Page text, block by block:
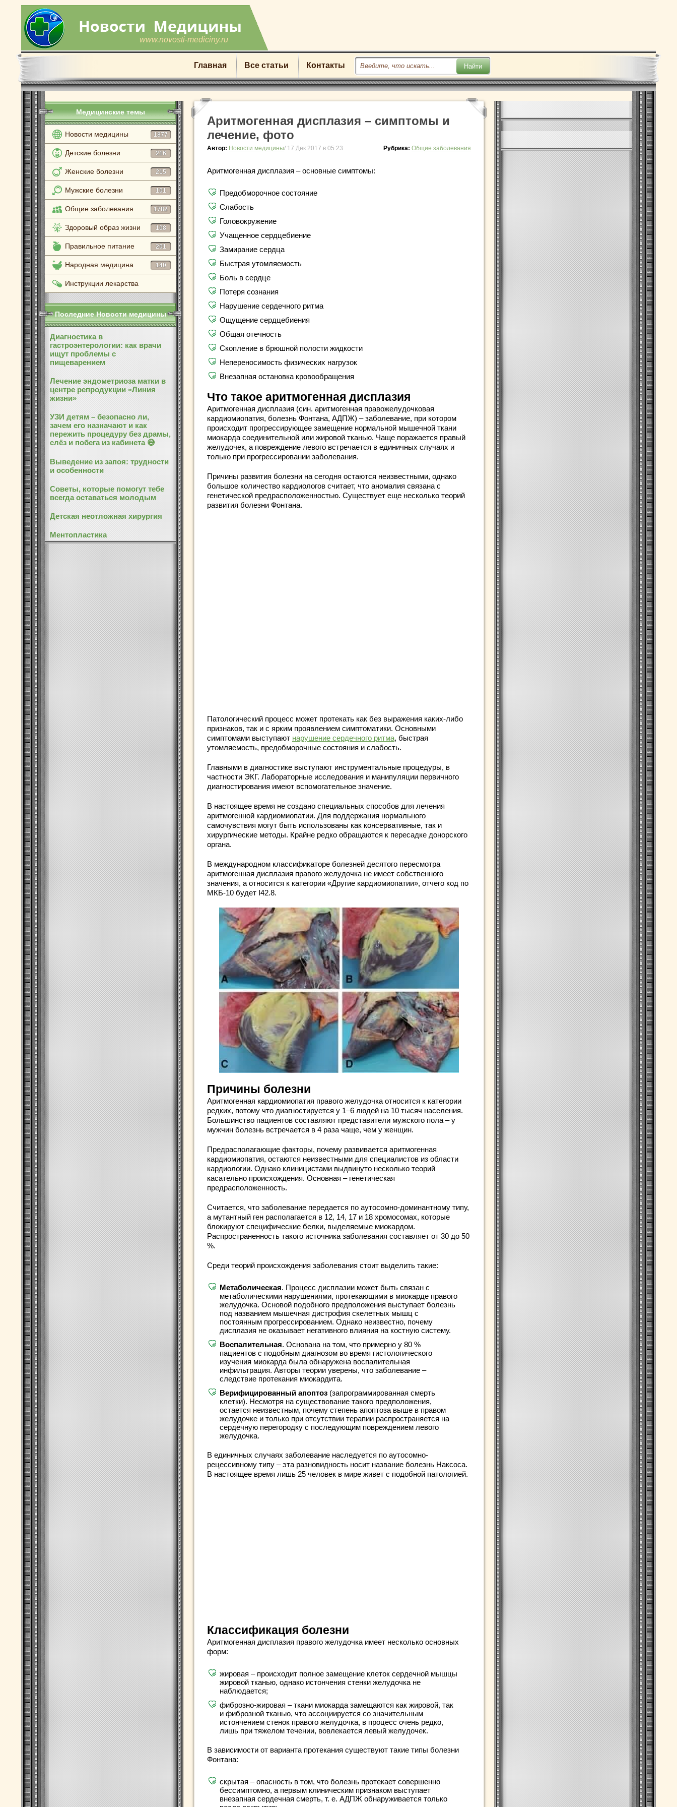
www.novosti-mediciny.ru
Главная Все статьи Контакты
Медицинские темы
Новости медицины 1877
Детские болезни 216
Женские болезни 215
Мужские болезни 101
Общие заболевания 1782
Здоровый образ жизни 108
Правильное питание 201
Народная медицина 140
Инструкции лекарства
Последние Новости медицины
Диагностика в
гастроэнтерологии: как врачи
ищут проблемы с
пищеварением
Лечение эндометриоза матки в
центре репродукции «Линия
жизни»
УЗИ детям – безопасно ли,
зачем его назначают и как
пережить процедуру без драмы,
слёз и побега из кабинета 😅
Выведение из запоя: трудности
и особенности
Советы, которые помогут тебе
всегда оставаться молодым
Детская неотложная хирургия
Ментопластика
Аритмогенная дисплазия – симптомы и
лечение, фото
Автор: Новости медицины/ 17 Дек 2017 в 05:23 Рубрика: Общие заболевания
Аритмогенная дисплазия – основные симптомы:
Предобморочное состояние
Слабость
Головокружение
Учащенное сердцебиение
Замирание сердца
Быстрая утомляемость
Боль в сердце
Потеря сознания
Нарушение сердечного ритма
Ощущение сердцебиения
Общая отечность
Скопление в брюшной полости жидкости
Непереносимость физических нагрузок
Внезапная остановка кровообращения
Что такое аритмогенная дисплазия
Аритмогенная дисплазия (син. аритмогенная правожелудочковая
кардиомиопатия, болезнь Фонтана, АДПЖ) – заболевание, при котором
происходит прогрессирующее замещение нормальной мышечной ткани
миокарда соединительной или жировой тканью. Чаще поражается правый
желудочек, а повреждение левого встречается в единичных случаях и
только при прогрессировании заболевания.
Причины развития болезни на сегодня остаются неизвестными, однако
большое количество кардиологов считает, что аномалия связана с
генетической предрасположенностью. Существует еще несколько теорий
развития болезни Фонтана.
Патологический процесс может протекать как без выражения каких-либо
признаков, так и с ярким проявлением симптоматики. Основными
симптомами выступают нарушение сердечного ритма, быстрая
утомляемость, предобморочные состояния и слабость.
Главными в диагностике выступают инструментальные процедуры, в
частности ЭКГ. Лабораторные исследования и манипуляции первичного
диагностирования имеют вспомогательное значение.
В настоящее время не создано специальных способов для лечения
аритмогенной кардиомиопатии. Для поддержания нормального
самочувствия могут быть использованы как консервативные, так и
хирургические методы. Крайне редко обращаются к пересадке донорского
органа.
В международном классификаторе болезней десятого пересмотра
аритмогенная дисплазия правого желудочка не имеет собственного
значения, а относится к категории «Другие кардиомиопатии», отчего код по
МКБ-10 будет I42.8.
Причины болезни
Аритмогенная кардиомиопатия правого желудочка относится к категории
редких, потому что диагностируется у 1–6 людей на 10 тысяч населения.
Большинство пациентов составляют представители мужского пола – у
мужчин болезнь встречается в 4 раза чаще, чем у женщин.
Предрасполагающие факторы, почему развивается аритмогенная
кардиомиопатия, остаются неизвестными для специалистов из области
кардиологии. Однако клиницистами выдвинуто несколько теорий
касательно происхождения. Основная – генетическая
предрасположенность.
Считается, что заболевание передается по аутосомно-доминантному типу,
а мутантный ген располагается в 12, 14, 17 и 18 хромосомах, которые
блокируют специфические белки, выделяемые миокардом.
Распространенность такого источника заболевания составляет от 30 до 50
%.
Среди теорий происхождения заболевания стоит выделить такие:
Метаболическая. Процесс дисплазии может быть связан с
метаболическими нарушениями, протекающими в миокарде правого
желудочка. Основой подобного предположения выступает болезнь
под названием мышечная дистрофия скелетных мышц с
постоянным прогрессированием. Однако неизвестно, почему
дисплазия не оказывает негативного влияния на костную систему.
Воспалительная. Основана на том, что примерно у 80 %
пациентов с подобным диагнозом во время гистологического
изучения миокарда была обнаружена воспалительная
инфильтрация. Авторы теории уверены, что заболевание –
следствие протекания миокардита.
Верифицированный апоптоз (запрограммированная смерть
клетки). Несмотря на существование такого предположения,
остается неизвестным, почему степень апоптоза выше в правом
желудочке и только при отсутствии терапии распространяется на
сердечную перегородку с последующим повреждением левого
желудочка.
В единичных случаях заболевание наследуется по аутосомно-
рецессивному типу – эта разновидность носит название болезнь Наксоса.
В настоящее время лишь 25 человек в мире живет с подобной патологией.
Классификация болезни
Аритмогенная дисплазия правого желудочка имеет несколько основных
форм:
жировая – происходит полное замещение клеток сердечной мышцы
жировой тканью, однако истончения стенки желудочка не
наблюдается;
фиброзно-жировая – ткани миокарда замещаются как жировой, так
и фиброзной тканью, что ассоциируется со значительным
истончением стенок правого желудочка, в процесс очень редко,
лишь при тяжелом течении, вовлекается левый желудочек.
В зависимости от варианта протекания существуют такие типы болезни
Фонтана:
скрытая – опасность в том, что болезнь протекает совершенно
бессимптомно, а первым клиническим признаком выступает
внезапная сердечная смерть, т. е. АДПЖ обнаруживается только